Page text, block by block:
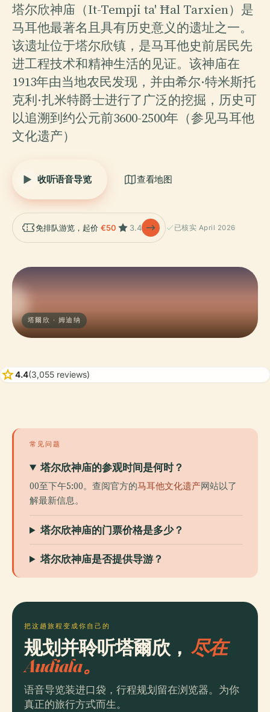
塔尔欣神庙（It-Tempji ta' Ħal Tarxien）是
马耳他最著名且具有历史意义的遗址之一。
该遗址位于塔尔欣镇，是马耳他史前居民先
进工程技术和精神生活的见证。该神庙在
1913年由当地农民发现，并由希尔·特米斯托
克利·扎米特爵士进行了广泛的挖掘，历史可
以追溯到约公元前3600-2500年（参见马耳他
文化遗产）
收听语音导览 查看地图
免排队游览，起价 €50 3.4 已核实 April 2026
塔爾欣 · 姆迪纳
star4.4(3,055 reviews)
常见问题
塔尔欣神庙的参观时间是何时？
00至下午5:00。查阅官方的马耳他文化遗产网站以了
解最新信息。
塔尔欣神庙的门票价格是多少？
塔尔欣神庙是否提供导游？
把这趟旅程变成你自己的
规划并聆听塔爾欣，尽在
Audiala。
语音导览装进口袋，行程规划留在浏览器。为你
真正的旅行方式而生。